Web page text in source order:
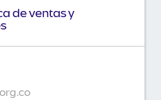
de ventas y